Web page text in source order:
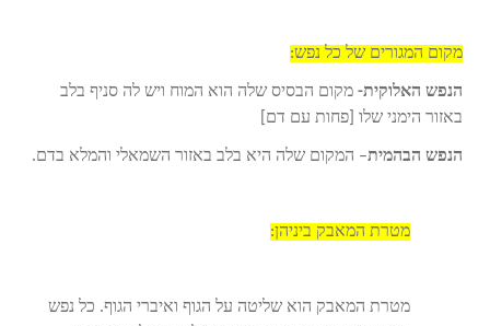
מקום המגורים של כל נפש:
הנפש האלוקית- מקום הבסיס שלה הוא המוח ויש לה סניף בלב
באזור הימני שלו [פחות עם דם]
הנפש הבהמית– המקום שלה היא בלב באזור השמאלי והמלא בדם.
מטרת המאבק ביניהן:
מטרת המאבק הוא שליטה על הגוף ואיברי הגוף. כל נפש